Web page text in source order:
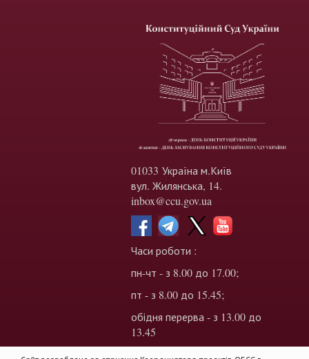
01033 Україна м.Київ
вул. Жилянська, 14.
inbox@ccu.gov.ua
Часи роботи :
пн-чт - з 8.00 до 17.00;
пт - з 8.00 до 15.45;
обідня перерва - з 13.00 до
13.45